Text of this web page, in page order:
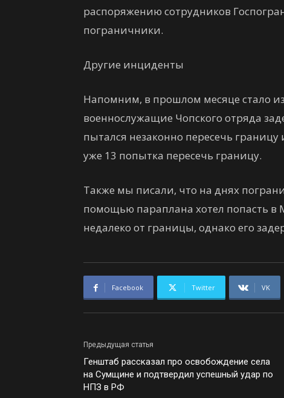
распоряжению сотрудников
пограничники.
Другие инциденты
Напомним, в прошлом месяце стало
военнослужащие Чопского отряда
пытался незаконно пересечь
уже 13 попытка пересечь границу.
Также мы писали, что на днях
помощью параплана хотел попасть в
недалеко от границы, однако его
Facebook Twitter VK
Предыдущая статья
Генштаб рассказал про освобождение села
на Сумщине и подтвердил успешный удар по
НПЗ в РФ